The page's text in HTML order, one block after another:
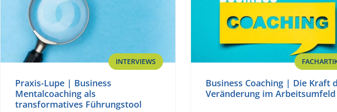
INTERVIEWS
Praxis-Lupe | Business
Mentalcoaching als
transformatives Führungstool
Business Coaching | Die Kraft
Veränderung im Arbeitsumfeld